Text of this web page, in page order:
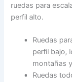
ruedas para
perfil alto.
Ruedas
perfil bajo,
montañas
Ruedas